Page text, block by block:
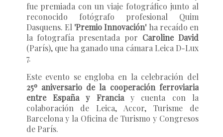
fue premiada con un viaje fotográfico junto al
reconocido fotógrafo profesional Quim
Dasquens. El 'Premio Innovación'ha recaído en
la fotografía presentada por Caroline David
(París), que ha ganado una cámara Leica D-Lux
7.
Este evento se engloba en la celebración del
25º aniversario de la cooperación ferroviaria
entre España y Francia y cuenta con la
colaboración de Leica, Accor, Turisme de
Barcelona y la Oficina de Turismo y Congresos
de París.